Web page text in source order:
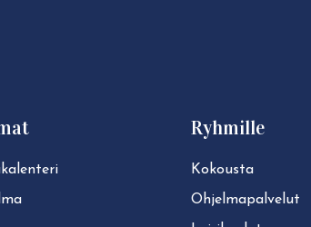
Ryhmille
Kokousta
Ohjelmapalvelut